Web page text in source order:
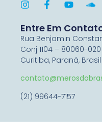
Entre Em
Rua Benjamin
Conj 1104 – 80060-020
Curitiba, Paraná, Brasil
(21) 99644-7157